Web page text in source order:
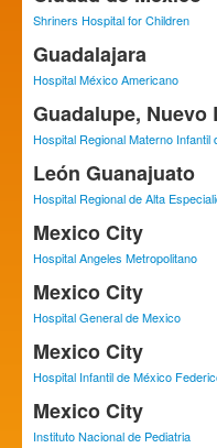
Shriners Hospital for Children
Guadalajara
Hospital México Americano
Guadalupe, Nuevo
Hospital Regional Materno Infantil
León Guanajuato
Hospital Regional de Alta
Mexico City
Hospital Angeles Metropolitano
Mexico City
Hospital General de Mexico
Mexico City
Hospital Infantil de México
Mexico City
Instituto Nacional de Pediatria